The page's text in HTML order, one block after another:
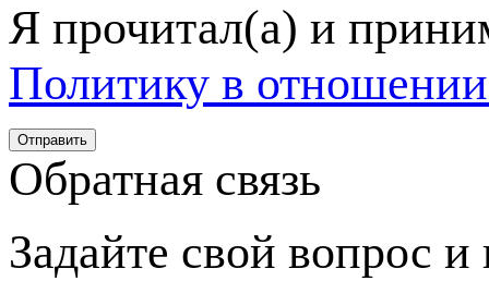
Я прочитал(а) и
Политику в
Обратная связь
Задайте свой вопрос